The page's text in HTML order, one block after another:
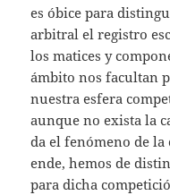
es óbice para
arbitral el registro
los matices y
ámbito nos facultan
nuestra esfera
aunque no exista la
da el fenómeno de
ende, hemos de
para dicha